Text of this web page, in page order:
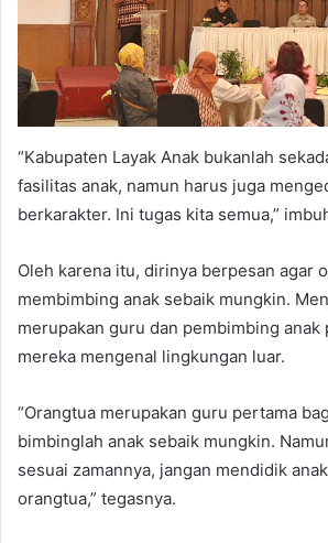
“Kabupaten Layak Anak bukanlah
fasilitas anak, namun harus juga
berkarakter. Ini tugas kita semua,”
Oleh karena itu, dirinya berpesan agar
membimbing anak sebaik mungkin.
merupakan guru dan pembimbing anak
mereka mengenal lingkungan luar.
“Orangtua merupakan guru pertama
bimbinglah anak sebaik mungkin.
sesuai zamannya, jangan mendidik
orangtua,” tegasnya.